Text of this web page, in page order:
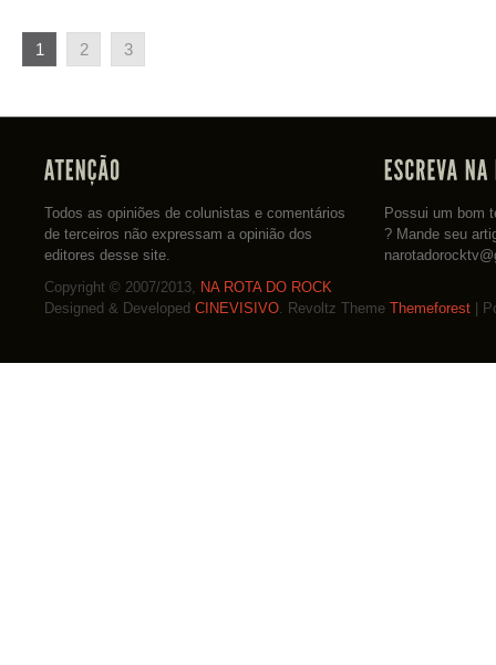
1 2 3
Todos as opiniões de colunistas e comentários
de terceiros não expressam a opinião dos
editores desse site.
Possui um bom
? Mande seu
Copyright © 2007/2013, NA ROTA DO ROCK
Designed & Developed CINEVISIVO. Revoltz Theme Themeforest |